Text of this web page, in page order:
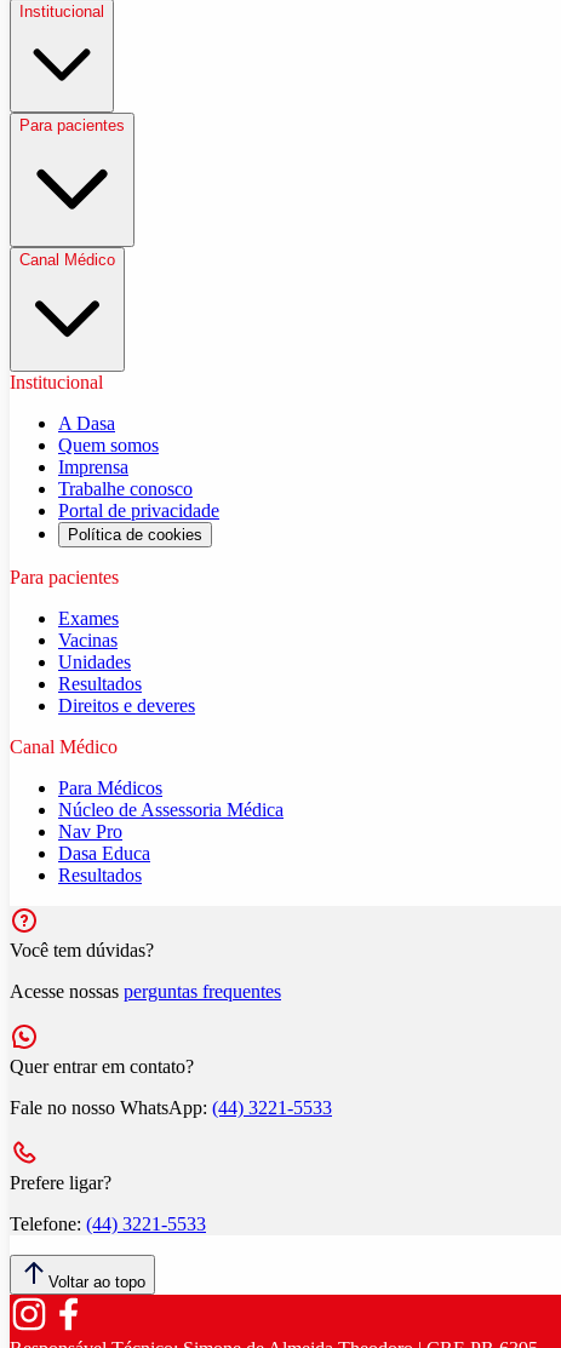
Institucional
Para pacientes
Canal Médico
Institucional
A Dasa
Quem somos
Imprensa
Trabalhe conosco
Portal de privacidade
Política de cookies
Para pacientes
Exames
Vacinas
Unidades
Resultados
Direitos e deveres
Canal Médico
Para Médicos
Núcleo de Assessoria Médica
Nav Pro
Dasa Educa
Resultados
Você tem dúvidas?
Acesse nossas perguntas frequentes
Quer entrar em contato?
Fale no nosso WhatsApp: (44) 3221-5533
Prefere ligar?
Telefone: (44) 3221-5533
Voltar ao topo